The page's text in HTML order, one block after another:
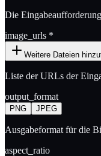
Die
image_urls *
Weitere Dateien
Liste der URLs der
output_format
PNG JPEG
Ausgabeformat für die
aspect_ratio